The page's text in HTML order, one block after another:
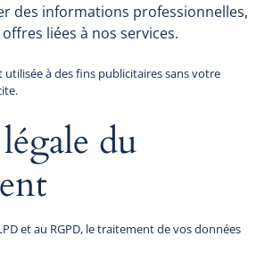
des informations professionnelles,
liées à nos services.
utilisée à des fins publicitaires sans votre
du
et au RGPD, le traitement de vos données